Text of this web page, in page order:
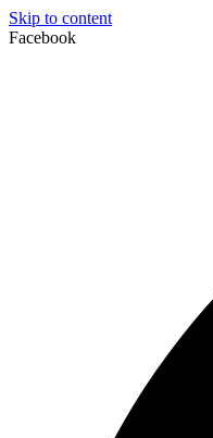
Skip to content
Facebook